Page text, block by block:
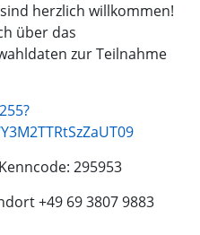
herzlich willkommen!
über das
zur Teilnahme
295953
+49 69 3807 9883